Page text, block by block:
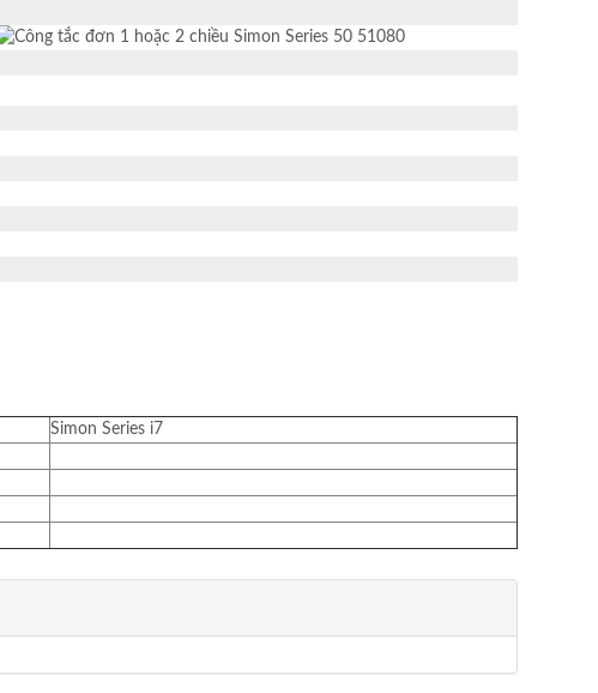
Simon Series i7